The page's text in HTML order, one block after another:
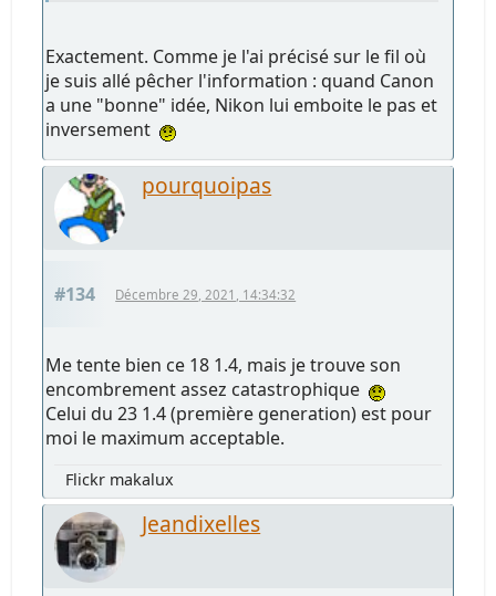
Exactement. Comme je l'ai précisé sur le fil où
je suis allé pêcher l'information : quand Canon
a une "bonne" idée, Nikon lui emboite le pas et
inversement
pourquoipas
#134 Décembre 29, 2021, 14:34:32
Me tente bien ce 18 1.4, mais je trouve son
encombrement assez catastrophique
Celui du 23 1.4 (première generation) est pour
moi le maximum acceptable.
Flickr makalux
Jeandixelles